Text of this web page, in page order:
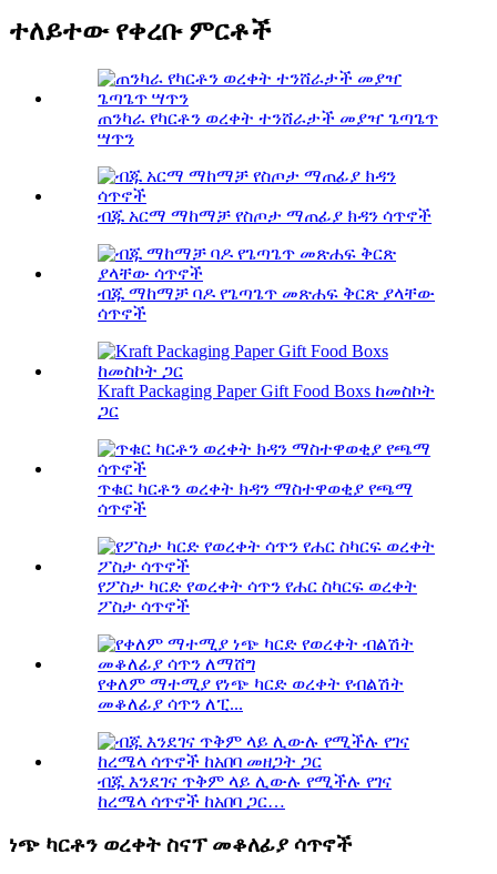
ተለይተው የቀረቡ ምርቶች
ጠንካራ የካርቶን ወረቀት ተንሸራታች መያዣ ጌጣጌጥ
ሣጥን
ብጁ አርማ ማከማቻ የስጦታ ማጠፊያ ክዳን ሳጥኖች
ብጁ ማከማቻ ባዶ የጌጣጌጥ መጽሐፍ ቅርጽ ያላቸው
ሳጥኖች
Kraft Packaging Paper Gift Food Boxs ከመስኮት
ጋር
ጥቁር ካርቶን ወረቀት ክዳን ማስተዋወቂያ የጫማ
ሳጥኖች
የፖስታ ካርድ የወረቀት ሳጥን የሐር ስካርፍ ወረቀት
ፖስታ ሳጥኖች
የቀለም ማተሚያ የነጭ ካርድ ወረቀት የብልሽት
መቆለፊያ ሳጥን ለፒ...
ብጁ እንደገና ጥቅም ላይ ሊውሉ የሚችሉ የገና
ከረሜላ ሳጥኖች ከአበባ ጋር…
ነጭ ካርቶን ወረቀት ስናፕ መቆለፊያ ሳጥኖች